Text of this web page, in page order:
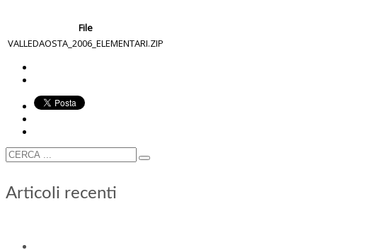
File
VALLEDAOSTA_2006_ELEMENTARI.ZIP
Articoli recenti